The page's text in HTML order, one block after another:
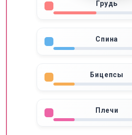
Грудь
Спина
Бицепсы
Плечи